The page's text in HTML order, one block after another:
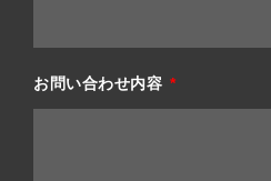
お問い合わせ内容